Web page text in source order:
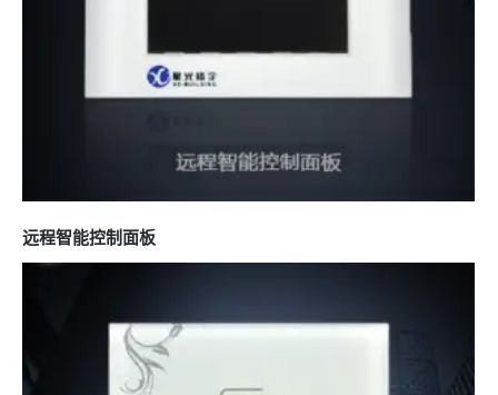
远程智能控制面板